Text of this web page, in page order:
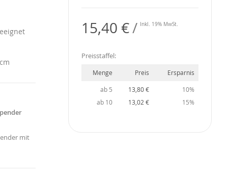
mit
15,40 € Inkl. 19% MwSt.
Preisstaffel:
Menge Preis Ersparnis
ab 5 13,80 €
10%
ab 10
13,02 € 15%